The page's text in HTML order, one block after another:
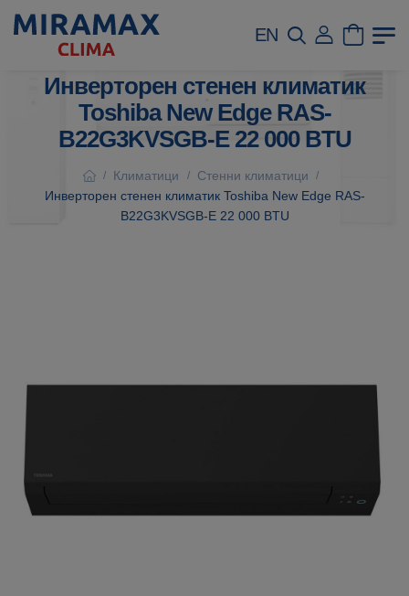
EN
Инверторен стенен климатик
Toshiba New Edge RAS-
B22G3KVSGB-E 22 000 BTU
/ Климатици / Стенни климатици /
Инверторен стенен климатик Toshiba New Edge RAS-
B22G3KVSGB-E 22 000 BTU